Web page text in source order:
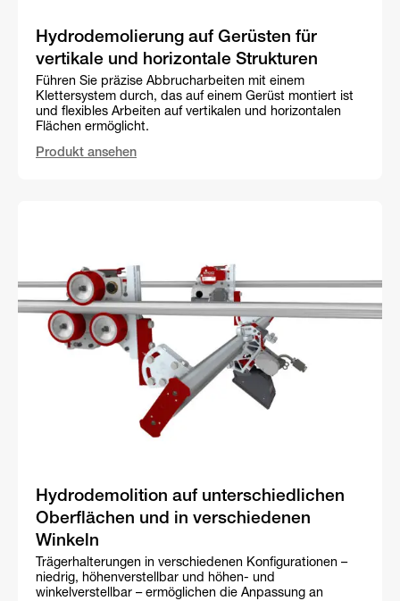
Hydrodemolierung auf Gerüsten für
vertikale und horizontale Strukturen
Führen Sie präzise Abbrucharbeiten mit einem
Klettersystem durch, das auf einem Gerüst montiert ist
und flexibles Arbeiten auf vertikalen und horizontalen
Flächen ermöglicht.
Produkt ansehen
Hydrodemolition auf unterschiedlichen
Oberflächen und in verschiedenen
Winkeln
Trägerhalterungen in verschiedenen Konfigurationen –
niedrig, höhenverstellbar und höhen- und
winkelverstellbar – ermöglichen die Anpassung an